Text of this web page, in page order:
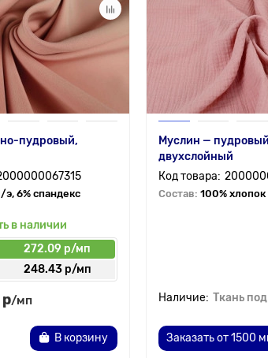
пудровый,
э, 6% спандекс
в наличии
272.09 р/мп
248.43 р/мп
/мп
В корзину
Муслин —
двухслойный
Состав: 100% хлопок
Ткань
Заказать от 1500